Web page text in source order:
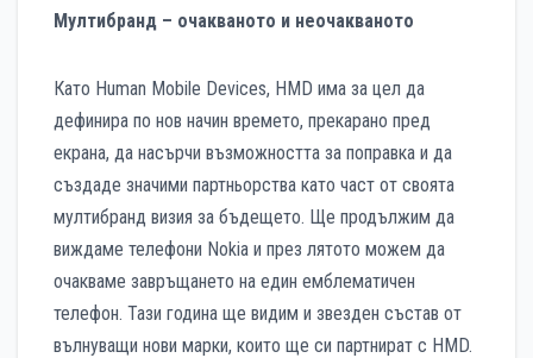
Мултибранд – очакваното и неочакваното
Като Human Mobile Devices, HMD има за цел да
дефинира по нов начин времето, прекарано пред
екрана, да насърчи възможността за поправка и да
създаде значими партньорства като част от своята
мултибранд визия за бъдещето. Ще продължим да
виждаме телефони Nokia и през лятото можем да
очакваме завръщането на един емблематичен
телефон. Тази година ще видим и звезден състав от
вълнуващи нови марки, които ще си партнират с HMD.